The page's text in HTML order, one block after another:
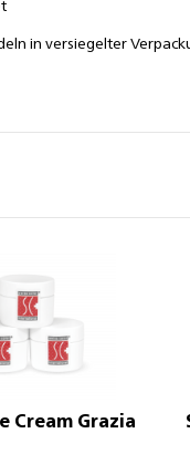
in versiegelter
Cream Grazia